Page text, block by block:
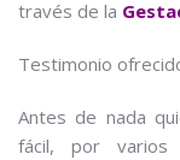
través de la
Testimonio
Antes de nada
fácil, por varios